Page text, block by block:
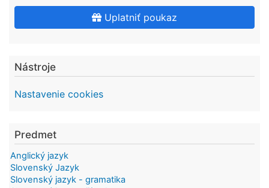
Uplatniť poukaz
Nástroje
Nastavenie cookies
Predmet
Anglický jazyk
Slovenský Jazyk
Slovenský jazyk - gramatika